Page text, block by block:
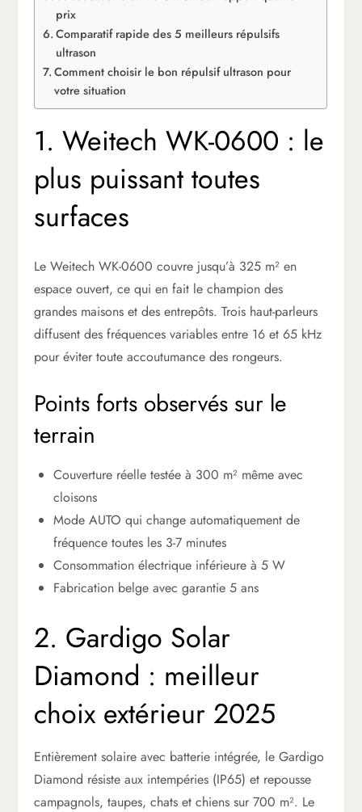
prix
Comparatif rapide des 5 meilleurs répulsifs
ultrason
Comment choisir le bon répulsif ultrason pour
votre situation
1. Weitech WK-0600 : le
plus puissant toutes
surfaces
Le Weitech WK-0600 couvre jusqu’à 325 m² en
espace ouvert, ce qui en fait le champion des
grandes maisons et des entrepôts. Trois haut-parleurs
diffusent des fréquences variables entre 16 et 65 kHz
pour éviter toute accoutumance des rongeurs.
Points forts observés sur le
terrain
Couverture réelle testée à 300 m² même avec
cloisons
Mode AUTO qui change automatiquement de
fréquence toutes les 3-7 minutes
Consommation électrique inférieure à 5 W
Fabrication belge avec garantie 5 ans
2. Gardigo Solar
Diamond : meilleur
choix extérieur 2025
Entièrement solaire avec batterie intégrée, le Gardigo
Diamond résiste aux intempéries (IP65) et repousse
campagnols, taupes, chats et chiens sur 700 m². Le